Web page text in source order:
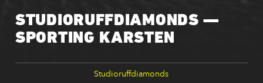
STUDIORUFFDIAMONDS —
SPORTING KARSTEN
Studioruffdiamonds